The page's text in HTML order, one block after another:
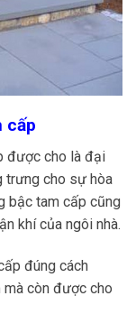
cấp
được cho là đại
trưng cho sự hòa
bậc tam cấp cũng
khí của ngôi nhà.
đúng cách
mà còn được cho